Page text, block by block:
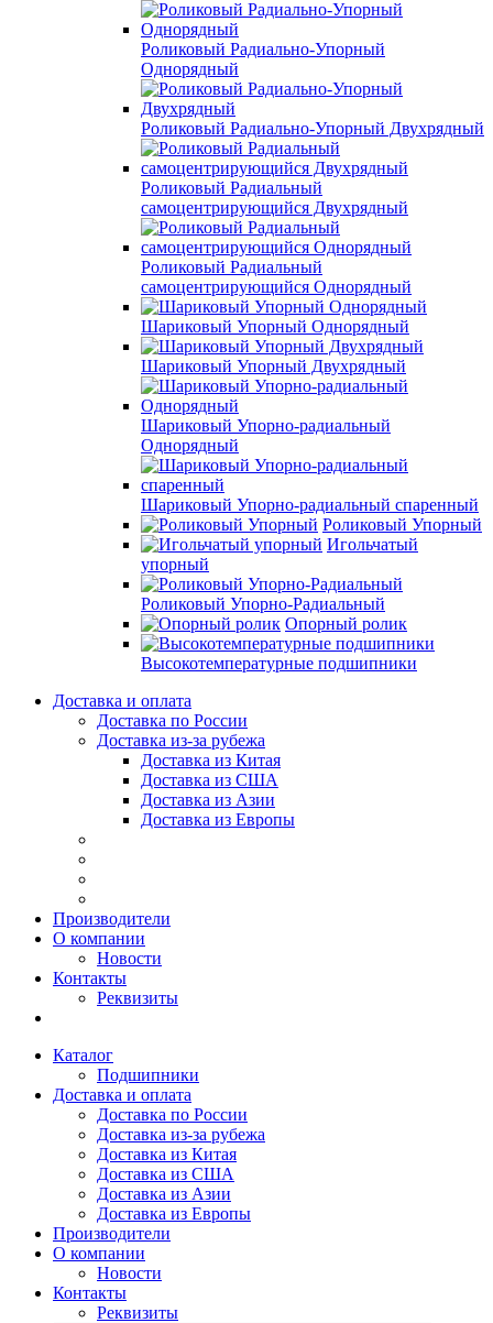
Роликовый Радиально-Упорный
Однорядный
Роликовый Радиально-Упорный Двухрядный
Роликовый Радиальный
самоцентрирующийся Двухрядный
Роликовый Радиальный
самоцентрирующийся Однорядный
Шариковый Упорный Однорядный
Шариковый Упорный Двухрядный
Шариковый Упорно-радиальный
Однорядный
Шариковый Упорно-радиальный спаренный
Роликовый Упорный
Игольчатый
упорный
Роликовый Упорно-Радиальный
Опорный ролик
Высокотемпературные подшипники
Доставка и оплата
Доставка по России
Доставка из-за рубежа
Доставка из Китая
Доставка из США
Доставка из Азии
Доставка из Европы
Производители
О компании
Новости
Контакты
Реквизиты
Каталог
Подшипники
Доставка и оплата
Доставка по России
Доставка из-за рубежа
Доставка из Китая
Доставка из США
Доставка из Азии
Доставка из Европы
Производители
О компании
Новости
Контакты
Реквизиты